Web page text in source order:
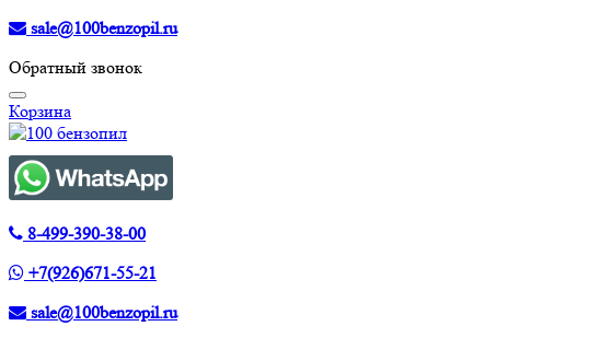
sale@100benzopil.ru
Обратный звонок
Корзина
8-499-390-38-00
+7(926)671-55-21
sale@100benzopil.ru